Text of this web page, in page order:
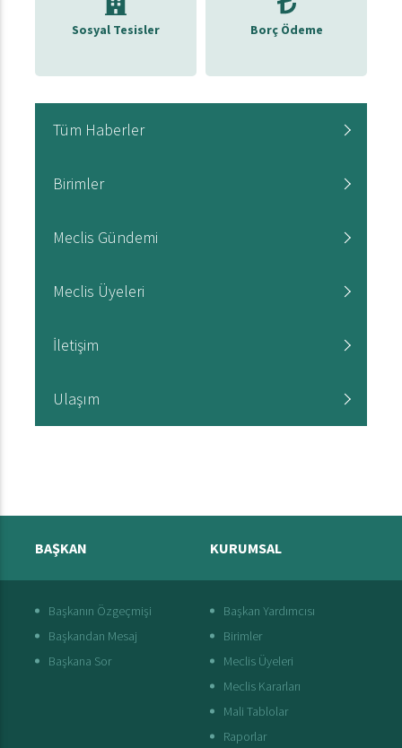
Sosyal Tesisler Borç Ödeme
Tüm Haberler
Birimler
Meclis Gündemi
Meclis Üyeleri
İletişim
Ulaşım
BAŞKAN
Başkanın Özgeçmişi
Başkandan Mesaj
Başkana Sor
KURUMSAL
Başkan Yardımcısı
Birimler
Meclis Üyeleri
Meclis Kararları
Mali Tablolar
Raporlar